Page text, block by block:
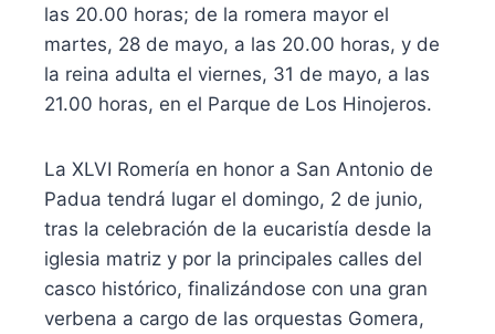
las 20.00 horas; de la romera mayor el
martes, 28 de mayo, a las 20.00 horas, y de
la reina adulta el viernes, 31 de mayo, a las
21.00 horas, en el Parque de Los Hinojeros.
La XLVI Romería en honor a San Antonio de
Padua tendrá lugar el domingo, 2 de junio,
tras la celebración de la eucaristía desde la
iglesia matriz y por la principales calles del
casco histórico, finalizándose con una gran
verbena a cargo de las orquestas Gomera,